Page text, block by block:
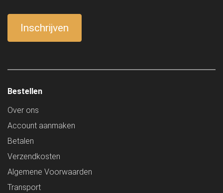
Bestellen
Over ons
Account aanmaken
Betalen
Verzendkosten
Algemene Voorwaarden
Transport